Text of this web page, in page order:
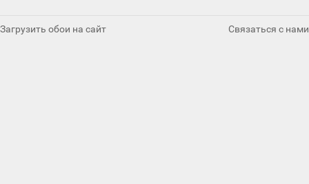
Загрузить обои на сайт Связаться с нами